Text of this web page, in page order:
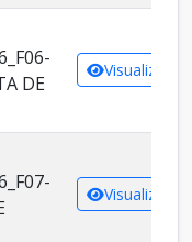
DE
Visualizar
Visualizar